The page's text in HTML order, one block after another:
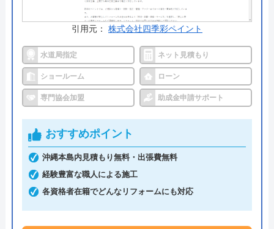
公式サイトで
料金詳細を見る
今すぐ電話で相談する
0120-465-840
株式会社喜神サービス の基本情報
運営会社 株式会社喜神サ―ビス
引用元： 株式会社四季彩ペイント
水道局指定 ネット見積もり
ショールーム ローン
専門協会加盟 助成金申請サポート
おすすめポイント
沖縄本島内見積もり無料・出張費無料
経験豊富な職人による施工
各資格者在籍でどんなリフォームにも対応